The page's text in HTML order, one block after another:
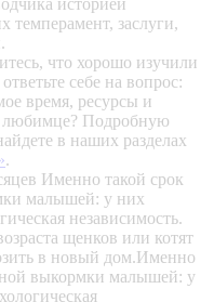
историей
темперамент, заслуги,
что хорошо изучили
себе на вопрос:
время, ресурсы и
любимце? Подробную
в наших разделах
.
Именно такой срок
малышей: у них
независимость.
щенков или котят
в новый дом.Именно
выкормки малышей: у